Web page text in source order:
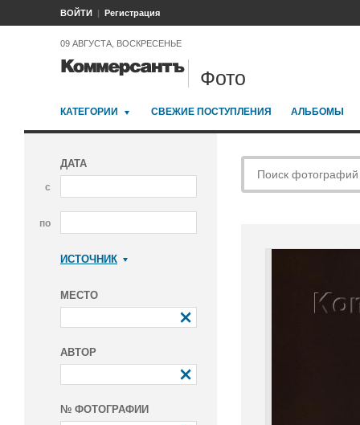
ВОЙТИ Регистрация
09 АВГУСТА, ВОСКРЕСЕНЬЕ
Фото
КАТЕГОРИИ СВЕЖИЕ ПОСТУПЛЕНИЯ АЛЬБОМЫ
ДАТА
с
по
ИСТОЧНИК
МЕСТО
АВТОР
№ ФОТОГРАФИИ